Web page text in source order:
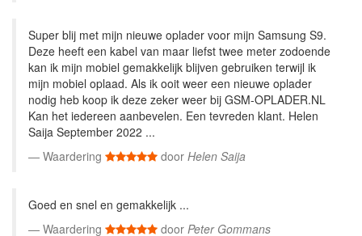
Super blij met mijn nieuwe oplader voor mijn Samsung S9.
Deze heeft een kabel van maar liefst twee meter zodoende
kan ik mijn mobiel gemakkelijk blijven gebruiken terwijl ik
mijn mobiel oplaad. Als ik ooit weer een nieuwe oplader
nodig heb koop ik deze zeker weer bij GSM-OPLADER.NL
Kan het iedereen aanbevelen. Een tevreden klant. Helen
Saija September 2022 ...
Waardering
door Helen Saija
Goed en snel en gemakkelijk ...
Waardering
door Peter Gommans